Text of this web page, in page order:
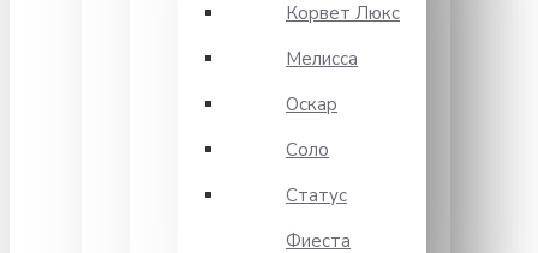
Корвет Люкс
Мелисса
Оскар
Соло
Статус
Фиеста